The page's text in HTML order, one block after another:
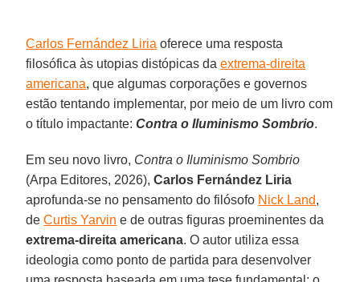
Carlos Fernández Liria oferece uma resposta
filosófica às utopias distópicas daextrema-direita
americana, que algumas corporações e governos
estão tentando implementar, por meio de um livro com
o título impactante:Contra o Iluminismo Sombrio.
Em seu novo livro, Contra o Iluminismo Sombrio
(Arpa Editores, 2026),Carlos Fernández Liria
aprofunda-se no pensamento do filósofo Nick Land,
deCurtis Yarvin e de outras figuras proeminentes da
extrema-direita americana. O autor utiliza essa
ideologia como ponto de partida para desenvolver